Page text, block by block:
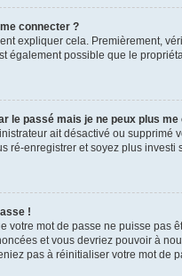
connecter ?
expliquer cela. Premièrement,
également possible que le
le passé mais je ne peux plus me
ait désactivé ou
ré-enregistrer et soyez plus investi
!
votre mot de passe ne puisse pas
et vous devriez pouvoir à
pas à réinitialiser votre mot de